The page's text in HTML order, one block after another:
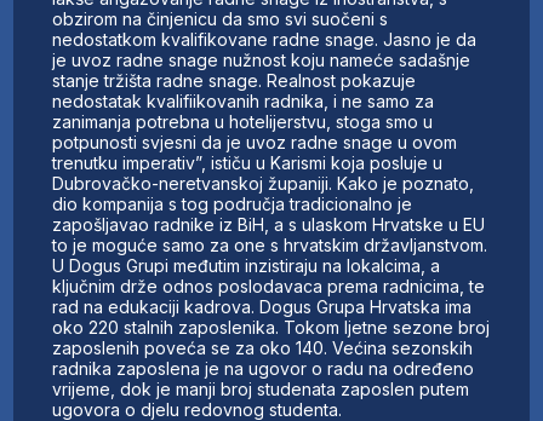
obzirom na činjenicu da smo svi suočeni s
nedostatkom kvalifikovane radne snage. Jasno je da
je uvoz radne snage nužnost koju nameće sadašnje
stanje tržišta radne snage. Realnost pokazuje
nedostatak kvalifiikovanih radnika, i ne samo za
zanimanja potrebna u hotelijerstvu, stoga smo u
potpunosti svjesni da je uvoz radne snage u ovom
trenutku imperativ”, ističu u Karismi koja posluje u
Dubrovačko-neretvanskoj županiji. Kako je poznato,
dio kompanija s tog područja tradicionalno je
zapošljavao radnike iz BiH, a s ulaskom Hrvatske u EU
to je moguće samo za one s hrvatskim državljanstvom.
U Dogus Grupi međutim inzistiraju na lokalcima, a
ključnim drže odnos poslodavaca prema radnicima, te
rad na edukaciji kadrova. Dogus Grupa Hrvatska ima
oko 220 stalnih zaposlenika. Tokom ljetne sezone broj
zaposlenih poveća se za oko 140. Većina sezonskih
radnika zaposlena je na ugovor o radu na određeno
vrijeme, dok je manji broj studenata zaposlen putem
ugovora o djelu redovnog studenta.